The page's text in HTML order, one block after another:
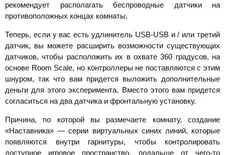
рекомендует располагать беспроводные датчики на
противоположных концах комнаты.
Теперь, если у вас есть удлинитель USB-USB и / или третий
датчик, вы можете расширить возможности существующих
датчиков, чтобы расположить их в охвате 360 градусов, на
основе Room Scale, но контроллеры не поставляются с этим
шнуром, так что вам придется выложить дополнительные
деньги для этого эксперимента. Вместо этого вам придется
согласиться на два датчика и фронтальную установку.
Причина, по которой вы размечаете комнату, создание
«Наставника» — серии виртуальных синих линий, которые
появляются внутри гарнитуры, чтобы контролировать
доступное игровое пространство, подальше от чего-то